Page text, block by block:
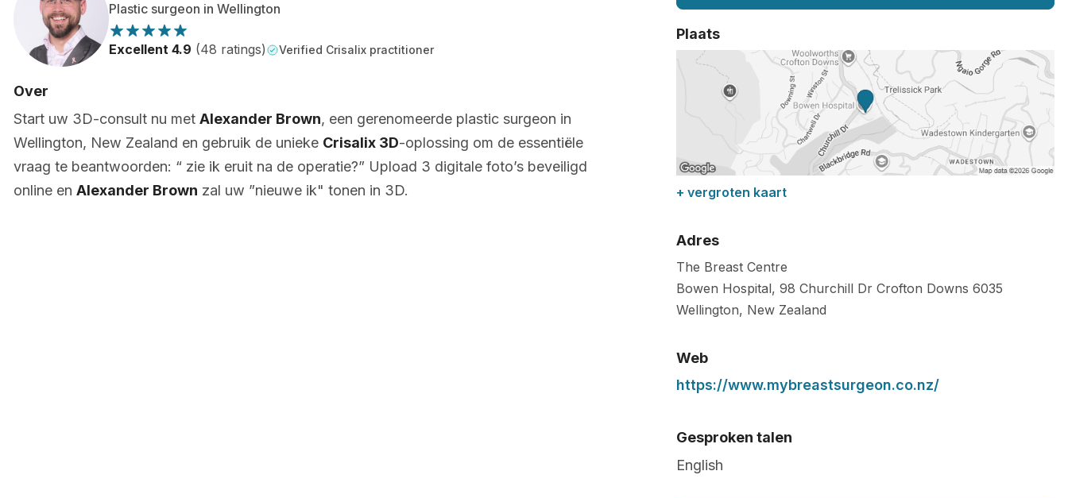
Plastic surgeon in Wellington
Excellent 4.9 (48 ratings) Verified Crisalix practitioner
Over
Start uw 3D-consult nu met Alexander Brown, een gerenomeerde plastic surgeon in
Wellington, New Zealand en gebruik de unieke Crisalix 3D-oplossing om de essentiële
vraag te beantwoorden: “ zie ik eruit na de operatie?” Upload 3 digitale foto’s beveiligd
online en Alexander Brown zal uw ”nieuwe ik" tonen in 3D.
Plaats
+ vergroten kaart
Adres
The Breast Centre
Bowen Hospital, 98 Churchill Dr Crofton Downs 6035
Wellington, New Zealand
Web
https://www.mybreastsurgeon.co.nz/
Gesproken talen
English